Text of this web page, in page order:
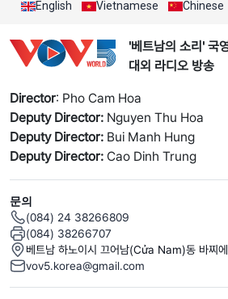
English Vietnamese Chinese
'베트남의 소리' 국
대외 라디오 방송
Director: Pho Cam Hoa
Deputy Director: Nguyen Thu Hoa
Deputy Director: Bui Manh Hung
Deputy Director: Cao Dinh Trung
문의
(084) 24 38266809
(084) 38266707
베트남 하노이시 끄어남(Cửa Nam)동 바찌
vov5.korea@gmail.com